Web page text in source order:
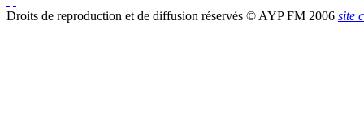
Droits de reproduction et de diffusion réservés © AYP FM 2006 site